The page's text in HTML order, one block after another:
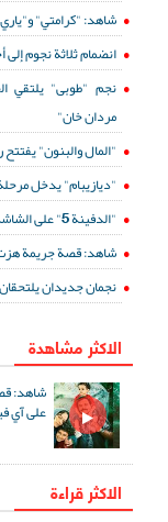
شاهد: "كرامتي"
انضمام ثلاثة نجوم
نجم "طوبى" يلتقي
مردان خان"
"المال والبنون"
"ديازيبام" يدخل
"الدفينة 5" على الشاشة في موسم النوروز
شاهد: قصة جريمة هزت
نجمان جديدان
الاكثر مشاهدة
شاهد:
على آي
الاكثر قراءة